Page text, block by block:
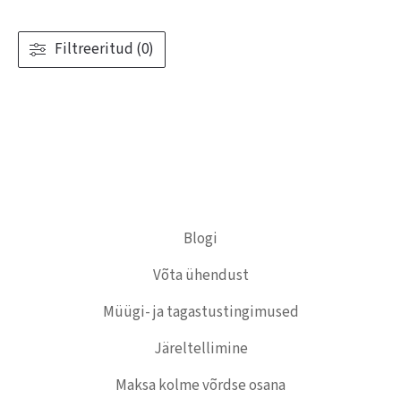
Filtreeritud (0)
Blogi
Võta ühendust
Müügi- ja tagastustingimused
Järeltellimine
Maksa kolme võrdse osana